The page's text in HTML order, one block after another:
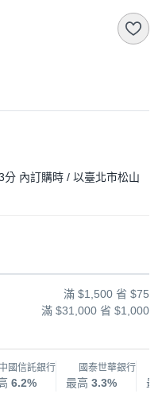
分 內訂購時 / 以臺北市松山
滿 $1,500 省 $75
滿 $31,000 省 $1,000
中國信託銀行
6.2%
國泰世華銀行
最高 3.3% 最